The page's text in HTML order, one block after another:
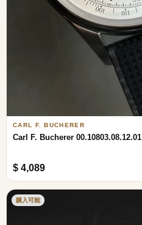
CARL F. BUCHERER
Carl F. Bucherer 00.10803.08.12.01
$ 4,089
購入可能